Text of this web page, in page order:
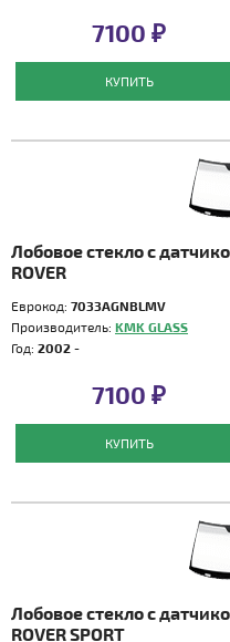
7100 ₽
КУПИТЬ
Лобовое стекло с
ROVER
Еврокод: 7033AGNBLMV
Производитель: KMK GLASS
Год: 2002 -
7100 ₽
КУПИТЬ
Лобовое стекло с
ROVER SPORT